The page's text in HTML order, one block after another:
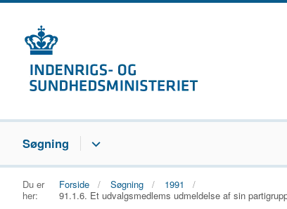
Søgning
Du er
her:
Forside Søgning
1991
91.1.6. Et udvalgsmedlems udmeldelse af sin